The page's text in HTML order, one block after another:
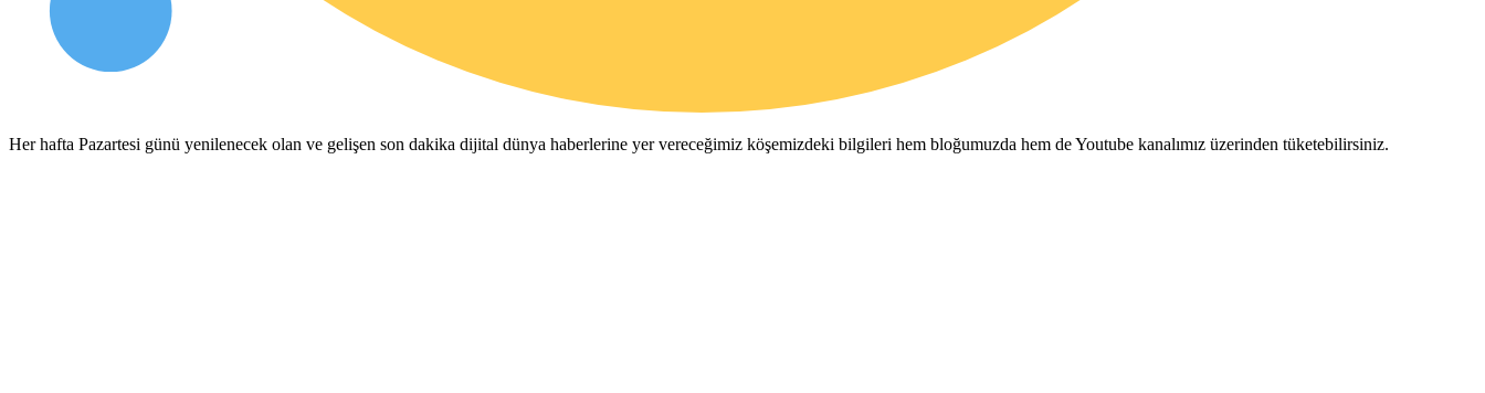
Her hafta Pazartesi günü yenilenecek olan ve gelişen son dakika dijital dünya haberlerine yer vereceğimiz köşemizdeki bilgileri hem bloğumuzda hem de Youtube kanalımız üzerinden tüketebilirsiniz.